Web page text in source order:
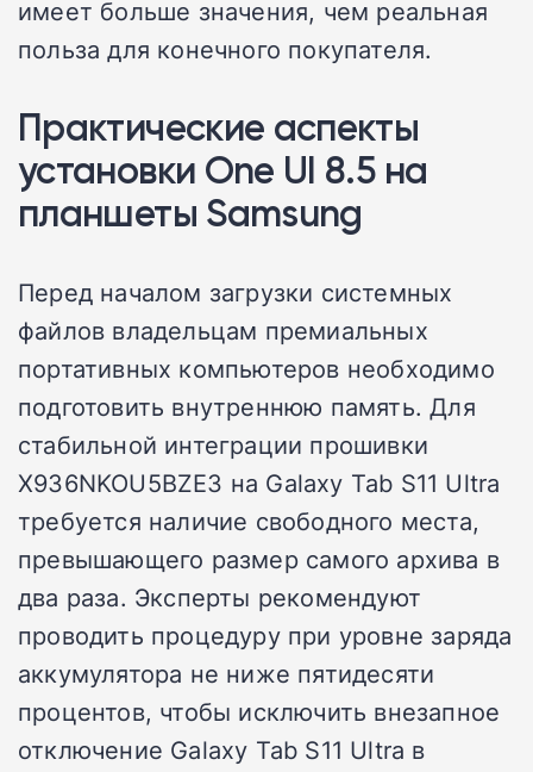
имеет больше значения, чем реальная
польза для конечного покупателя.
Практические аспекты
установки One UI 8.5 на
планшеты Samsung
Перед началом загрузки системных
файлов владельцам премиальных
портативных компьютеров необходимо
подготовить внутреннюю память. Для
стабильной интеграции прошивки
X936NKOU5BZE3 на Galaxy Tab S11 Ultra
требуется наличие свободного места,
превышающего размер самого архива в
два раза. Эксперты рекомендуют
проводить процедуру при уровне заряда
аккумулятора не ниже пятидесяти
процентов, чтобы исключить внезапное
отключение Galaxy Tab S11 Ultra в